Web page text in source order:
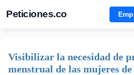
Peticiones.co
Visibilizar la necesidad de
menstrual de las mujeres